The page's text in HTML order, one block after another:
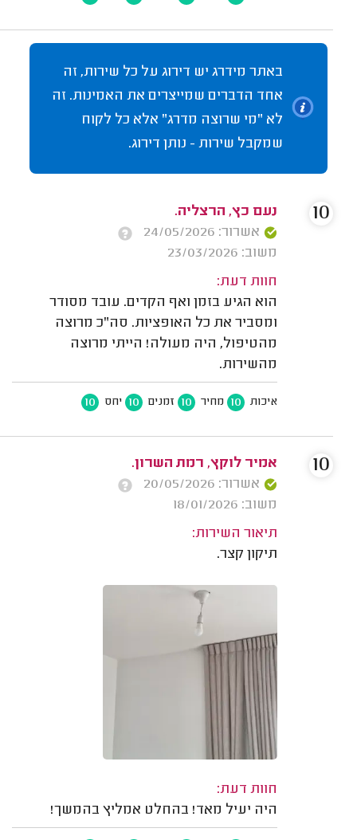
באתר מידרג יש דירוג על כל שירות, זה
אחד הדברים שמייצרים את האמינות. זה
לא "מי שרוצה מדרג" אלא כל לקוח
שמקבל שירות - נותן דירוג.
נעם כץ, הרצליה.
אשרור: 24/05/2026
משוב: 23/03/2026
חוות דעת:
הוא הגיע בזמן ואף הקדים. עובד מסודר
ומסביר את כל האופציות. סה"כ מרוצה
מהטיפול, היה מעולה! הייתי מרוצה
מהשירות.
איכות 10 מחיר 10 זמנים 10 יחס 10
10
אמיר לוקץ, רמת השרון.
אשרור: 20/05/2026
משוב: 18/01/2026
תיאור השירות:
תיקון קצר.
חוות דעת:
היה יעיל מאד! בהחלט אמליץ בהמשך!
10